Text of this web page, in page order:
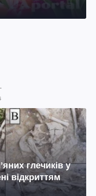
глечиків у
відкриттям